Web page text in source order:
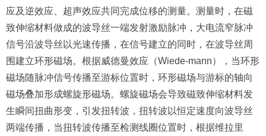
应及逆效应、超声效应共同完成位移的测量。测量时，在磁
致伸缩材料做成的波导丝一端发射激励脉冲，大电流窄脉冲
信号沿波导丝以光速传播，在信号建立的同时，在波导丝周
围建立环形磁场。根据威德曼效应（Wiede-mann），当环形
磁场随脉冲信号传播至游标位置时，环形磁场与游标的轴向
磁场叠加形成螺旋形磁场。螺旋磁场会导致磁致伸缩材料发
生瞬间扭曲形变，引发扭转波，扭转波以恒定速度向波导丝
两端传播，当扭转波传播至检测线圈位置时，根据维拉里